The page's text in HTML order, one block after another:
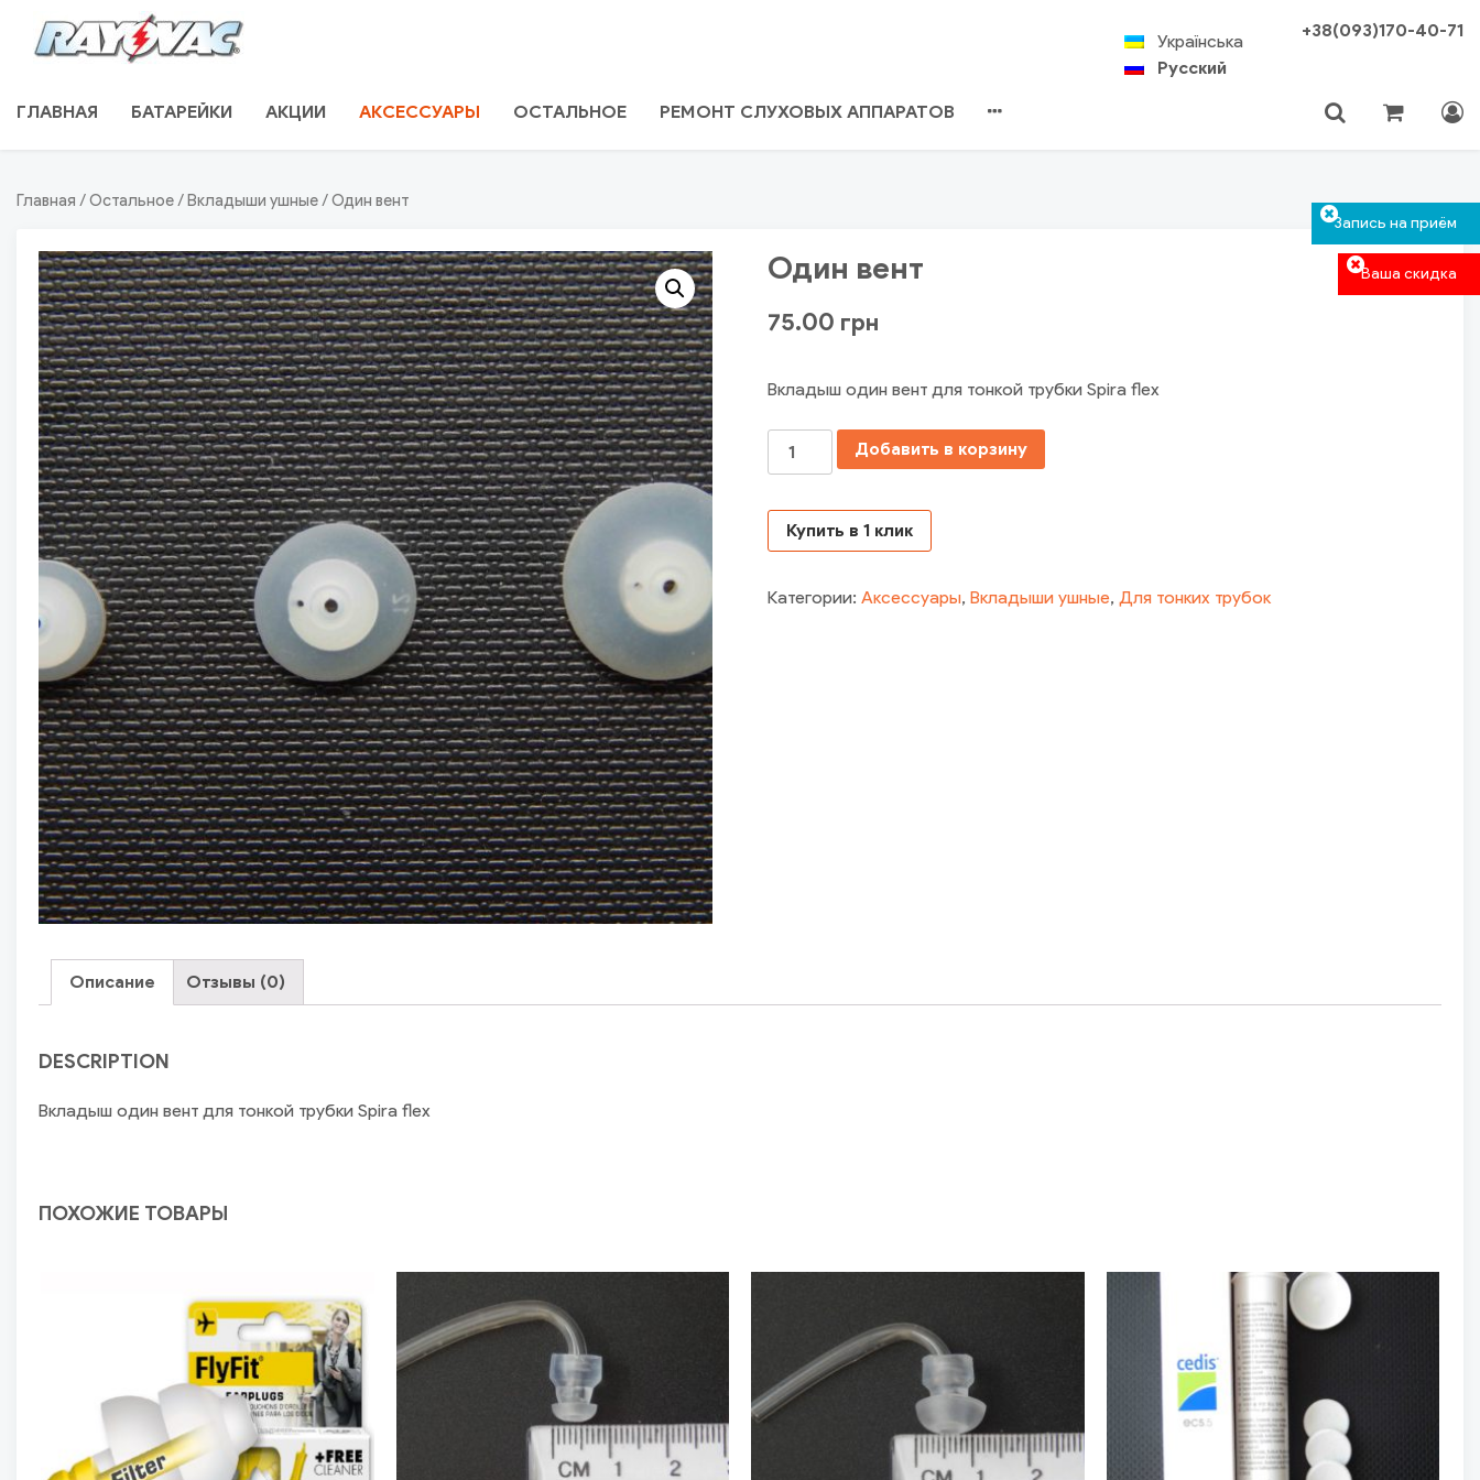
Ваша скидка
Запись на приём
RU.RAYOVAC.COM.UA
ГЛАВНАЯ БАТАРЕЙКИ АКЦИИ АКСЕССУАРЫ ОСТАЛЬНОЕ РЕМОНТ СЛУХОВЫХ АППАРАТОВ
Українська
Русский
+38(093)170-40-71
Главная /Остальное/Вкладыши ушные/ Один вент
Один вент
75.00 грн
Вкладыш один вент для тонкой трубки Spira flex
КоличествоДобавить в корзину
Купить в 1 клик
Категории:Аксессуары,Вкладыши ушные,Для тонких трубок
Описание Отзывы (0)
DESCRIPTION
Вкладыш один вент для тонкой трубки Spira flex
ПОХОЖИЕ ТОВАРЫ